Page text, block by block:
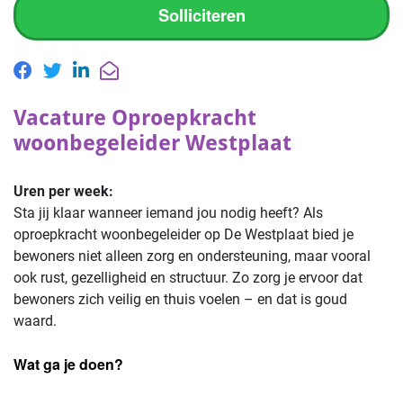
Solliciteren
Vacature Oproepkracht
woonbegeleider Westplaat
Uren per week:
Sta jij klaar wanneer iemand jou nodig heeft? Als
oproepkracht woonbegeleider op De Westplaat bied je
bewoners niet alleen zorg en ondersteuning, maar vooral
ook rust, gezelligheid en structuur. Zo zorg je ervoor dat
bewoners zich veilig en thuis voelen – en dat is goud
waard.
Wat ga je doen?